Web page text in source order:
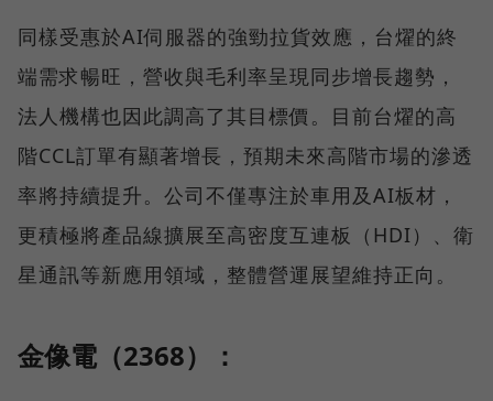
同樣受惠於AI伺服器的強勁拉貨效應，台燿的終
端需求暢旺，營收與毛利率呈現同步增長趨勢，
法人機構也因此調高了其目標價。目前台燿的高
階CCL訂單有顯著增長，預期未來高階市場的滲透
率將持續提升。公司不僅專注於車用及AI板材，
更積極將產品線擴展至高密度互連板（HDI）、衛
星通訊等新應用領域，整體營運展望維持正向。
金像電（2368）：